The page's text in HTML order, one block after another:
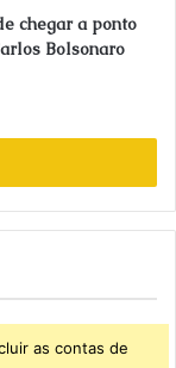
chegar a ponto
Bolsonaro
as contas de